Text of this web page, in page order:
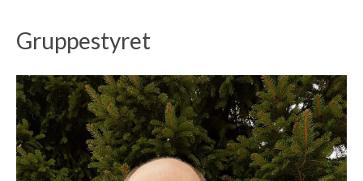
Gruppestyret